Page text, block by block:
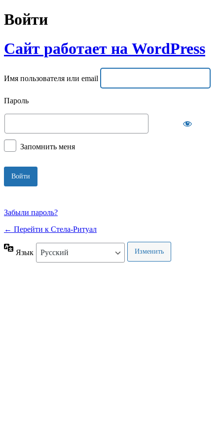
Войти
Сайт работает на WordPress
Имя пользователя или email
Пароль
Запомнить меня
Забыли пароль?
← Перейти к Стела-Ритуал
Язык